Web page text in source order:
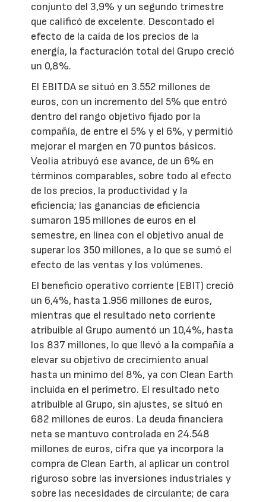
conjunto del 3,9% y un segundo trimestre
que calificó de excelente. Descontado el
efecto de la caída de los precios de la
energía, la facturación total del Grupo creció
un 0,8%.
El EBITDA se situó en 3.552 millones de
euros, con un incremento del 5% que entró
dentro del rango objetivo fijado por la
compañía, de entre el 5% y el 6%, y permitió
mejorar el margen en 70 puntos básicos.
Veolia atribuyó ese avance, de un 6% en
términos comparables, sobre todo al efecto
de los precios, la productividad y la
eficiencia; las ganancias de eficiencia
sumaron 195 millones de euros en el
semestre, en línea con el objetivo anual de
superar los 350 millones, a lo que se sumó el
efecto de las ventas y los volúmenes.
El beneficio operativo corriente (EBIT) creció
un 6,4%, hasta 1.956 millones de euros,
mientras que el resultado neto corriente
atribuible al Grupo aumentó un 10,4%, hasta
los 837 millones, lo que llevó a la compañía a
elevar su objetivo de crecimiento anual
hasta un mínimo del 8%, ya con Clean Earth
incluida en el perímetro. El resultado neto
atribuible al Grupo, sin ajustes, se situó en
682 millones de euros. La deuda financiera
neta se mantuvo controlada en 24.548
millones de euros, cifra que ya incorpora la
compra de Clean Earth, al aplicar un control
riguroso sobre las inversiones industriales y
sobre las necesidades de circulante; de cara